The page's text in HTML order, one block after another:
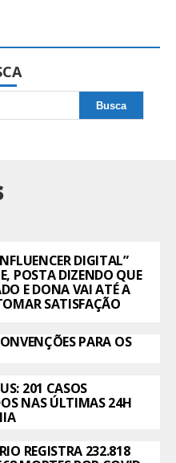
POSTA DIZENDO QUE
E DONA VAI ATÉ A
SATISFAÇÃO
201 CASOS
REGISTRA 232.818